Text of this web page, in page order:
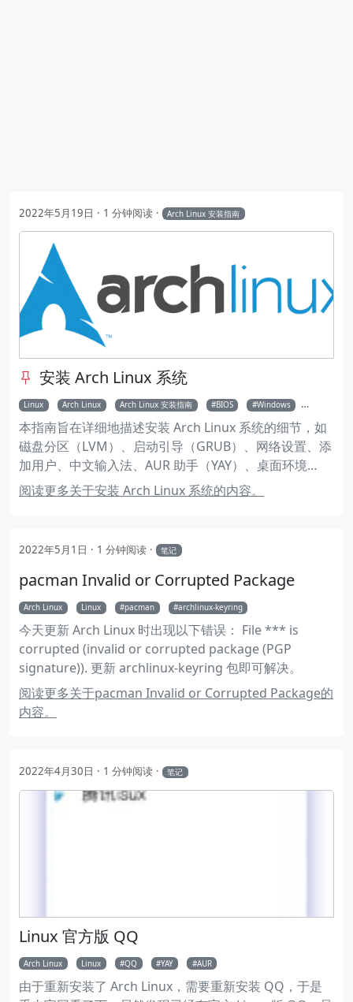
2022年5月19日 1 分钟阅读 Arch Linux 安装指南
安装 Arch Linux 系统
Linux Arch Linux Arch Linux 安装指南 BIOS Windows
本指南旨在详细地描述安装 Arch Linux 系统的细节，如
磁盘分区（LVM）、启动引导（GRUB）、网络设置、添
加用户、中文输入法、AUR 助手（YAY）、桌面环境
（KDE）等等。
阅读更多关于安装 Arch Linux 系统的内容。
2022年5月1日 1 分钟阅读 笔记
pacman Invalid or Corrupted Package
Arch Linux Linux pacman archlinux-keyring
今天更新 Arch Linux 时出现以下错误： File *** is
corrupted (invalid or corrupted package (PGP
signature)). 更新 archlinux-keyring 包即可解决。
阅读更多关于pacman Invalid or Corrupted Package的
内容。
2022年4月30日 1 分钟阅读 笔记
Linux 官方版 QQ
Arch Linux Linux QQ YAY AUR
由于重新安装了 Arch Linux，需要重新安装 QQ，于是